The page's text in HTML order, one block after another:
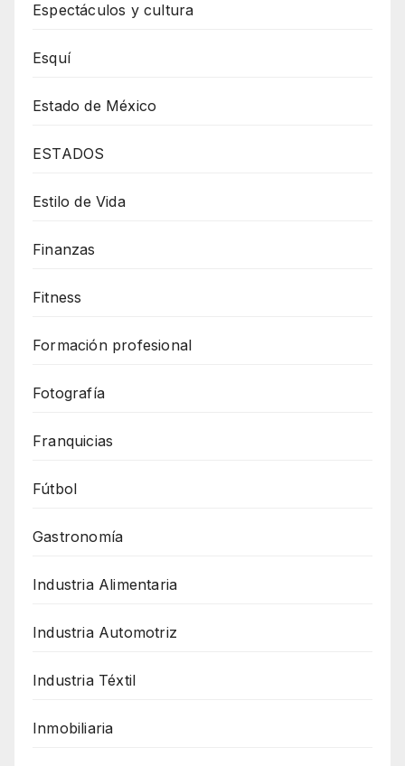
Espectáculos y cultura
Esquí
Estado de México
ESTADOS
Estilo de Vida
Finanzas
Fitness
Formación profesional
Fotografía
Franquicias
Fútbol
Gastronomía
Industria Alimentaria
Industria Automotriz
Industria Téxtil
Inmobiliaria